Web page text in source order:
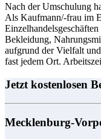
Nach der Umschulung
Als Kaufmann/-frau im
Bekleidung,
aufgrund der Vielfalt
fast jedem Ort.
Jetzt kostenlosen
Mecklenburg-